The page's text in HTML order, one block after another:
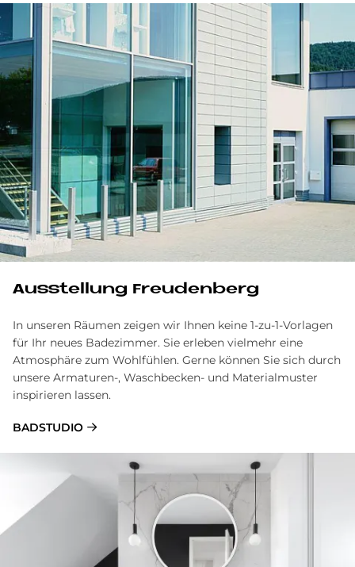
Ausstellung Freudenberg
In unseren Räumen zeigen wir Ihnen keine 1-zu-1-Vorlagen
für Ihr neues Badezimmer. Sie erleben vielmehr eine
Atmosphäre zum Wohlfühlen. Gerne können Sie sich durch
unsere Armaturen-, Waschbecken- und Materialmuster
inspirieren lassen.
BADSTUDIO